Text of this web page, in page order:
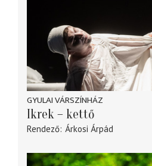
GYULAI VÁRSZÍNHÁZ
Ikrek – kettő
Rendező Árkosi Árpád